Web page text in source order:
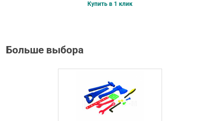
Купить в 1 клик
Больше выбора